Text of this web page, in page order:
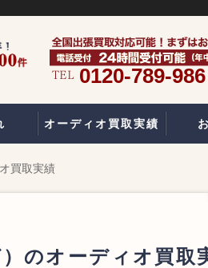
0120-789-986
オーディオ買取実績
買取実績
のオーディオ買取